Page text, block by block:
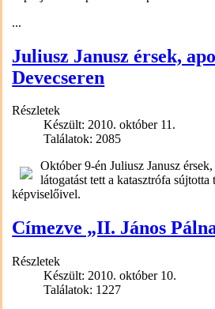
...
Juliusz Janusz érsek,
Devecseren
Részletek
Készült: 2010. október 11.
Találatok: 2085
Október 9-én Juliusz Janusz
látogatást tett a katasztrófa
képviselőivel.
Címezve „II. János
Részletek
Készült: 2010. október 10.
Találatok: 1227